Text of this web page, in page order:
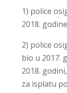
1) police
2018. godine
2) police
bio u 2017.
2018.
za isplatu